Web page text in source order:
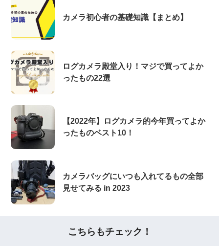
カメラ初心者の基礎知識【まとめ】
ログカメラ殿堂入り！マジで買ってよか
ったもの22選
【2022年】ログカメラ的今年買ってよか
ったものベスト10！
カメラバッグにいつも入れてるもの全部
見せてみる in 2023
こちらもチェック！